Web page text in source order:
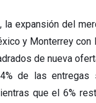
la expansión del
y Monterrey con
de nueva
de las entregas
que el 6%